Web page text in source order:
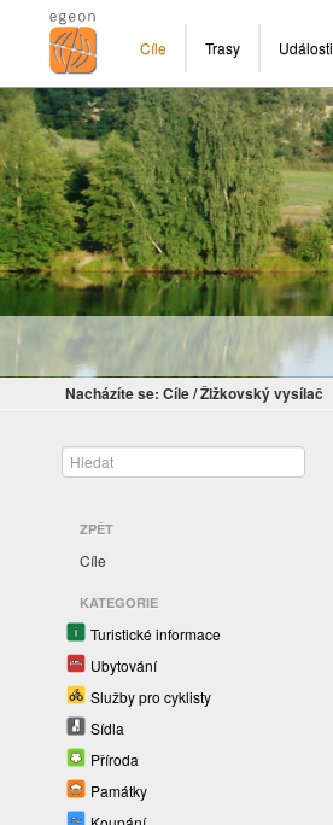
Cíle Trasy Události
Nacházíte se: Cíle/Žižkovský vysílač
ZPĚT
Cíle
KATEGORIE
Turistické informace
Ubytování
Služby pro cyklisty
Sídla
Příroda
Památky